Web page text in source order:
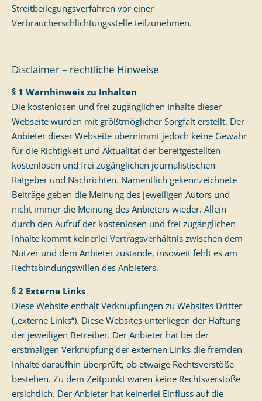
Streitbeilegungsverfahren vor einer
Verbraucherschlichtungsstelle teilzunehmen.
Disclaimer – rechtliche Hinweise
§ 1 Warnhinweis zu Inhalten
Die kostenlosen und frei zugänglichen Inhalte dieser
Webseite wurden mit größtmöglicher Sorgfalt erstellt. Der
Anbieter dieser Webseite übernimmt jedoch keine Gewähr
für die Richtigkeit und Aktualität der bereitgestellten
kostenlosen und frei zugänglichen journalistischen
Ratgeber und Nachrichten. Namentlich gekennzeichnete
Beiträge geben die Meinung des jeweiligen Autors und
nicht immer die Meinung des Anbieters wieder. Allein
durch den Aufruf der kostenlosen und frei zugänglichen
Inhalte kommt keinerlei Vertragsverhältnis zwischen dem
Nutzer und dem Anbieter zustande, insoweit fehlt es am
Rechtsbindungswillen des Anbieters.
§ 2 Externe Links
Diese Website enthält Verknüpfungen zu Websites Dritter
(„externe Links“). Diese Websites unterliegen der Haftung
der jeweiligen Betreiber. Der Anbieter hat bei der
erstmaligen Verknüpfung der externen Links die fremden
Inhalte daraufhin überprüft, ob etwaige Rechtsverstöße
bestehen. Zu dem Zeitpunkt waren keine Rechtsverstöße
ersichtlich. Der Anbieter hat keinerlei Einfluss auf die